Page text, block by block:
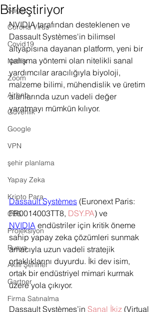
Sağlık
Corona Virus
Covid19
Netflix
Zoom
Airbnb
Güvenlik
Google
VPN
şehir planlama
Yapay Zeka
Kripto Para
CBS
Projeksiyon
Rusya
Akıllı Şehirler
Gartner
Firma Satınalma
Birleştiriyor
NVIDIA tarafından desteklenen ve
Dassault Systèmes'in bilimsel
altyapısına dayanan platform, yeni bir
çalışma yöntemi olan nitelikli sanal
yardımcılar aracılığıyla biyoloji,
malzeme bilimi, mühendislik ve üretim
alanlarında uzun vadeli değer
yaratmayı mümkün kılıyor.
Dassault Systèmes (Euronext Paris:
FR0014003TT8, DSY.PA) ve
NVIDIA endüstriler için kritik öneme
sahip yapay zeka çözümleri sunmak
amacıyla uzun vadeli stratejik
ortaklıklarını duyurdu. İki dev isim,
ortak bir endüstriyel mimari kurmak
üzere yola çıkıyor.
Dassault Systèmes’in Sanal İkiz (Virtual